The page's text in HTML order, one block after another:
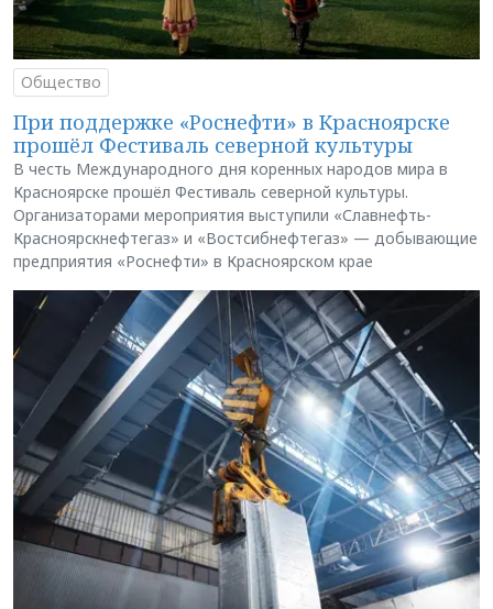
Общество
При поддержке «Роснефти» в Красноярске
прошёл Фестиваль северной культуры
В честь Международного дня коренных народов мира в
Красноярске прошёл Фестиваль северной культуры.
Организаторами мероприятия выступили «Славнефть-
Красноярскнефтегаз» и «Востсибнефтегаз» — добывающие
предприятия «Роснефти» в Красноярском крае